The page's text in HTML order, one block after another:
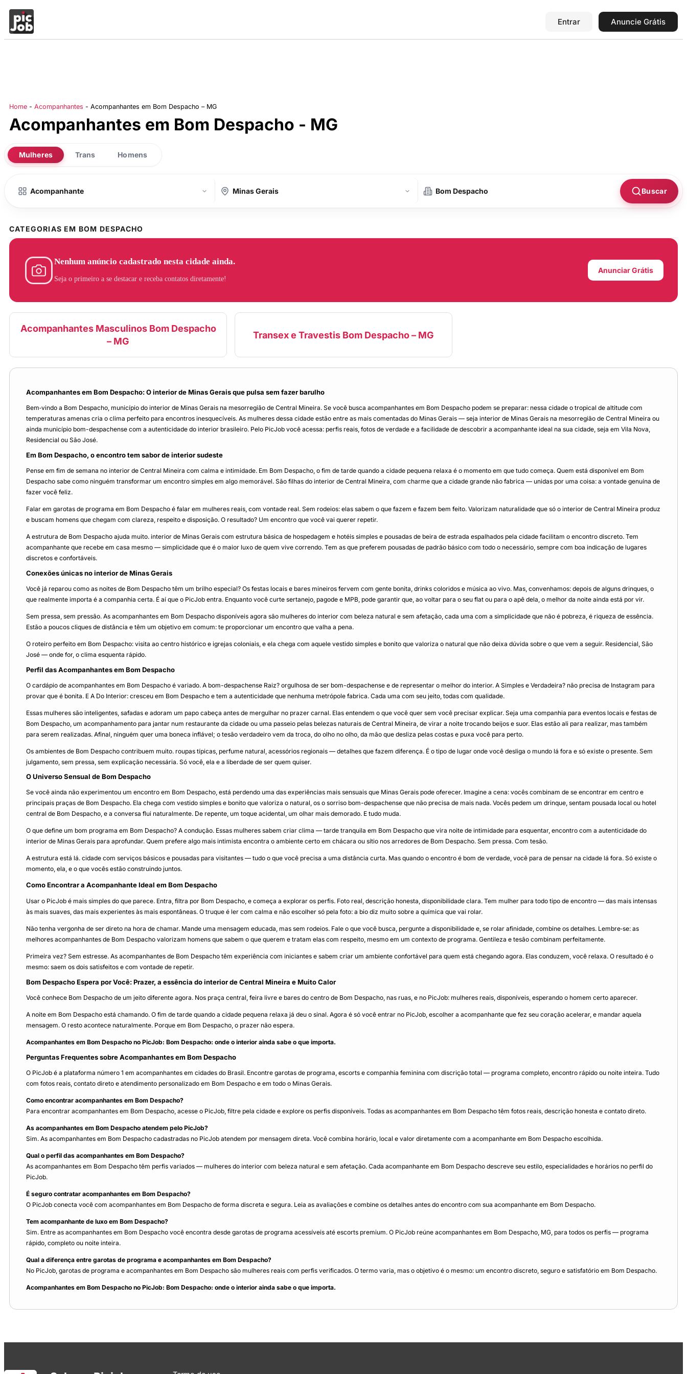
Entrar Anuncie Grátis
Home - Acompanhantes - Acompanhantes em Bom Despacho – MG
Acompanhantes em Bom Despacho - MG
Mulheres Trans Homens
Buscar
CATEGORIAS EM BOM DESPACHO
Nenhum anúncio cadastrado nesta cidade ainda.
Seja o primeiro a se destacar e receba contatos diretamente!
Anunciar Grátis
Acompanhantes Masculinos Bom Despacho
– MG
Transex e Travestis Bom Despacho – MG
Acompanhantes em Bom Despacho: O interior de Minas Gerais que pulsa sem fazer barulho
Bem‑vindo a Bom Despacho, município do interior de Minas Gerais na mesorregião de Central Mineira. Se você busca acompanhantes em Bom Despacho podem se preparar: nessa cidade o tropical de altitude com
temperaturas amenas cria o clima perfeito para encontros inesquecíveis. As mulheres dessa cidade estão entre as mais comentadas do Minas Gerais — seja interior de Minas Gerais na mesorregião de Central Mineira ou
ainda município bom-despachense com a autenticidade do interior brasileiro. Pelo PicJob você acessa: perfis reais, fotos de verdade e a facilidade de descobrir a acompanhante ideal na sua cidade, seja em Vila Nova,
Residencial ou São José.
Em Bom Despacho, o encontro tem sabor de interior sudeste
Pense em fim de semana no interior de Central Mineira com calma e intimidade. Em Bom Despacho, o fim de tarde quando a cidade pequena relaxa é o momento em que tudo começa. Quem está disponível em Bom
Despacho sabe como ninguém transformar um encontro simples em algo memorável. São filhas do interior de Central Mineira, com charme que a cidade grande não fabrica — unidas por uma coisa: a vontade genuína de
fazer você feliz.
Falar em garotas de programa em Bom Despacho é falar em mulheres reais, com vontade real. Sem rodeios: elas sabem o que fazem e fazem bem feito. Valorizam naturalidade que só o interior de Central Mineira produz
e buscam homens que chegam com clareza, respeito e disposição. O resultado? Um encontro que você vai querer repetir.
A estrutura de Bom Despacho ajuda muito. interior de Minas Gerais com estrutura básica de hospedagem e hotéis simples e pousadas de beira de estrada espalhados pela cidade facilitam o encontro discreto. Tem
acompanhante que recebe em casa mesmo — simplicidade que é o maior luxo de quem vive correndo. Tem as que preferem pousadas de padrão básico com todo o necessário, sempre com boa indicação de lugares
discretos e confortáveis.
Conexões únicas no interior de Minas Gerais
Você já reparou como as noites de Bom Despacho têm um brilho especial? Os festas locais e bares mineiros fervem com gente bonita, drinks coloridos e música ao vivo. Mas, convenhamos: depois de alguns drinques, o
que realmente importa é a companhia certa. É aí que o PicJob entra. Enquanto você curte sertanejo, pagode e MPB, pode garantir que, ao voltar para o seu flat ou para o apê dela, o melhor da noite ainda está por vir.
Sem pressa, sem pressão. As acompanhantes em Bom Despacho disponíveis agora são mulheres do interior com beleza natural e sem afetação, cada uma com a simplicidade que não é pobreza, é riqueza de essência.
Estão a poucos cliques de distância e têm um objetivo em comum: te proporcionar um encontro que valha a pena.
O roteiro perfeito em Bom Despacho: visita ao centro histórico e igrejas coloniais, e ela chega com aquele vestido simples e bonito que valoriza o natural que não deixa dúvida sobre o que vem a seguir. Residencial, São
José — onde for, o clima esquenta rápido.
Perfil das Acompanhantes em Bom Despacho
O cardápio de acompanhantes em Bom Despacho é variado. A bom-despachense Raiz? orgulhosa de ser bom-despachense e de representar o melhor do interior. A Simples e Verdadeira? não precisa de Instagram para
provar que é bonita. E A Do Interior: cresceu em Bom Despacho e tem a autenticidade que nenhuma metrópole fabrica. Cada uma com seu jeito, todas com qualidade.
Essas mulheres são inteligentes, safadas e adoram um papo cabeça antes de mergulhar no prazer carnal. Elas entendem o que você quer sem você precisar explicar. Seja uma companhia para eventos locais e festas de
Bom Despacho, um acompanhamento para jantar num restaurante da cidade ou uma passeio pelas belezas naturais de Central Mineira, de virar a noite trocando beijos e suor. Elas estão ali para realizar, mas também
para serem realizadas. Afinal, ninguém quer uma boneca inflável; o tesão verdadeiro vem da troca, do olho no olho, da mão que desliza pelas costas e puxa você para perto.
Os ambientes de Bom Despacho contribuem muito. roupas típicas, perfume natural, acessórios regionais — detalhes que fazem diferença. É o tipo de lugar onde você desliga o mundo lá fora e só existe o presente. Sem
julgamento, sem pressa, sem explicação necessária. Só você, ela e a liberdade de ser quem quiser.
O Universo Sensual de Bom Despacho
Se você ainda não experimentou um encontro em Bom Despacho, está perdendo uma das experiências mais sensuais que Minas Gerais pode oferecer. Imagine a cena: vocês combinam de se encontrar em centro e
principais praças de Bom Despacho. Ela chega com vestido simples e bonito que valoriza o natural, os o sorriso bom-despachense que não precisa de mais nada. Vocês pedem um drinque, sentam pousada local ou hotel
central de Bom Despacho, e a conversa flui naturalmente. De repente, um toque acidental, um olhar mais demorado. E tudo muda.
O que define um bom programa em Bom Despacho? A condução. Essas mulheres sabem criar clima — tarde tranquila em Bom Despacho que vira noite de intimidade para esquentar, encontro com a autenticidade do
interior de Minas Gerais para aprofundar. Quem prefere algo mais intimista encontra o ambiente certo em chácara ou sítio nos arredores de Bom Despacho. Sem pressa. Com tesão.
A estrutura está lá. cidade com serviços básicos e pousadas para visitantes — tudo o que você precisa a uma distância curta. Mas quando o encontro é bom de verdade, você para de pensar na cidade lá fora. Só existe o
momento, ela, e o que vocês estão construindo juntos.
Como Encontrar a Acompanhante Ideal em Bom Despacho
Usar o PicJob é mais simples do que parece. Entra, filtra por Bom Despacho, e começa a explorar os perfis. Foto real, descrição honesta, disponibilidade clara. Tem mulher para todo tipo de encontro — das mais intensas
às mais suaves, das mais experientes às mais espontâneas. O truque é ler com calma e não escolher só pela foto: a bio diz muito sobre a química que vai rolar.
Não tenha vergonha de ser direto na hora de chamar. Mande uma mensagem educada, mas sem rodeios. Fale o que você busca, pergunte a disponibilidade e, se rolar afinidade, combine os detalhes. Lembre‑se: as
melhores acompanhantes de Bom Despacho valorizam homens que sabem o que querem e tratam elas com respeito, mesmo em um contexto de programa. Gentileza e tesão combinam perfeitamente.
Primeira vez? Sem estresse. As acompanhantes de Bom Despacho têm experiência com iniciantes e sabem criar um ambiente confortável para quem está chegando agora. Elas conduzem, você relaxa. O resultado é o
mesmo: saem os dois satisfeitos e com vontade de repetir.
Bom Despacho Espera por Você: Prazer, a essência do interior de Central Mineira e Muito Calor
Você conhece Bom Despacho de um jeito diferente agora. Nos praça central, feira livre e bares do centro de Bom Despacho, nas ruas, e no PicJob: mulheres reais, disponíveis, esperando o homem certo aparecer.
A noite em Bom Despacho está chamando. O fim de tarde quando a cidade pequena relaxa já deu o sinal. Agora é só você entrar no PicJob, escolher a acompanhante que fez seu coração acelerar, e mandar aquela
mensagem. O resto acontece naturalmente. Porque em Bom Despacho, o prazer não espera.
Acompanhantes em Bom Despacho no PicJob: Bom Despacho: onde o interior ainda sabe o que importa.
Perguntas Frequentes sobre Acompanhantes em Bom Despacho
O PicJob é a plataforma número 1 em acompanhantes em cidades do Brasil. Encontre garotas de programa, escorts e companhia feminina com discrição total — programa completo, encontro rápido ou noite inteira. Tudo
com fotos reais, contato direto e atendimento personalizado em Bom Despacho e em todo o Minas Gerais.
Como encontrar acompanhantes em Bom Despacho?
Para encontrar acompanhantes em Bom Despacho, acesse o PicJob, filtre pela cidade e explore os perfis disponíveis. Todas as acompanhantes em Bom Despacho têm fotos reais, descrição honesta e contato direto.
As acompanhantes em Bom Despacho atendem pelo PicJob?
Sim. As acompanhantes em Bom Despacho cadastradas no PicJob atendem por mensagem direta. Você combina horário, local e valor diretamente com a acompanhante em Bom Despacho escolhida.
Qual o perfil das acompanhantes em Bom Despacho?
As acompanhantes em Bom Despacho têm perfis variados — mulheres do interior com beleza natural e sem afetação. Cada acompanhante em Bom Despacho descreve seu estilo, especialidades e horários no perfil do
PicJob.
É seguro contratar acompanhantes em Bom Despacho?
O PicJob conecta você com acompanhantes em Bom Despacho de forma discreta e segura. Leia as avaliações e combine os detalhes antes do encontro com sua acompanhante em Bom Despacho.
Tem acompanhante de luxo em Bom Despacho?
Sim. Entre as acompanhantes em Bom Despacho você encontra desde garotas de programa acessíveis até escorts premium. O PicJob reúne acompanhantes em Bom Despacho, MG, para todos os perfis — programa
rápido, completo ou noite inteira.
Qual a diferença entre garotas de programa e acompanhantes em Bom Despacho?
No PicJob, garotas de programa e acompanhantes em Bom Despacho são mulheres reais com perfis verificados. O termo varia, mas o objetivo é o mesmo: um encontro discreto, seguro e satisfatório em Bom Despacho.
Acompanhantes em Bom Despacho no PicJob: Bom Despacho: onde o interior ainda sabe o que importa.